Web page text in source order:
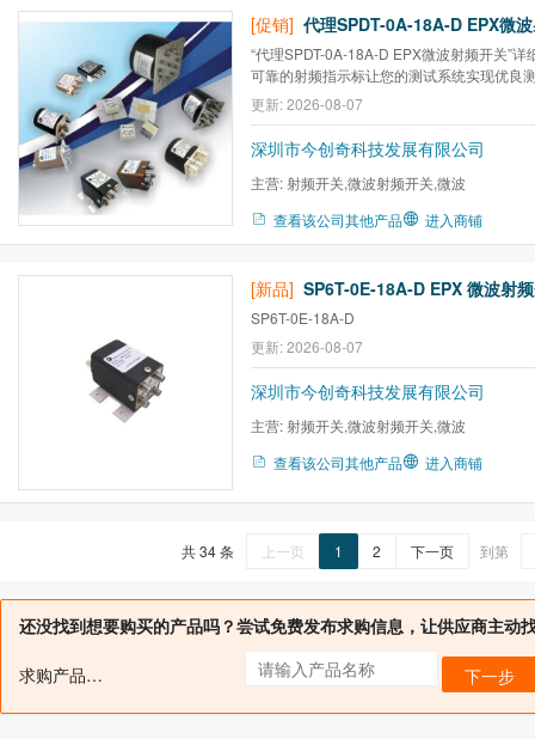
[促销]
“代理SPDT-0A-18A-D EPX微波射频开关”详
可靠的射频指示标让您的测试系统实现优良
选择为您的各种应用提供配置灵活性。 常用
目的短期研发周期提供保证。 开关类型 机
后合 特性阻抗 50Ω（SPDT系列提供75Ω供
更新: 2026-08-07
深圳市今创奇科技发展有限公司
主营: 射频开关,微波射频开关,微波
查看该公司其他产品
进入商铺
[新品]
SP6T-0E-18A-D
更新: 2026-08-07
深圳市今创奇科技发展有限公司
主营: 射频开关,微波射频开关,微波
查看该公司其他产品
进入商铺
共 34 条 上一页 1 2 下一页 到第
还没找到想要购买的产品吗？尝试免费发布求购信息，让供应商主动
求购产品名： 下一步